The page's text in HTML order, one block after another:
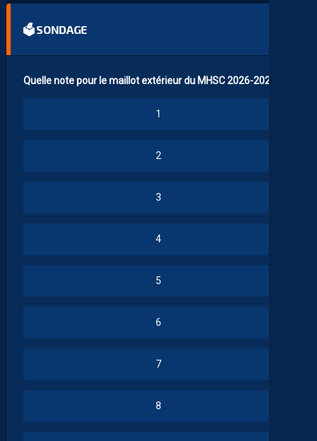
🗳 SONDAGE
Quelle note pour le maillot extérieur du MHSC 2026-2027 ?
1
2
3
4
5
6
7
8